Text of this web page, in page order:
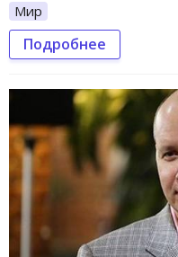
Мир
Подробнее